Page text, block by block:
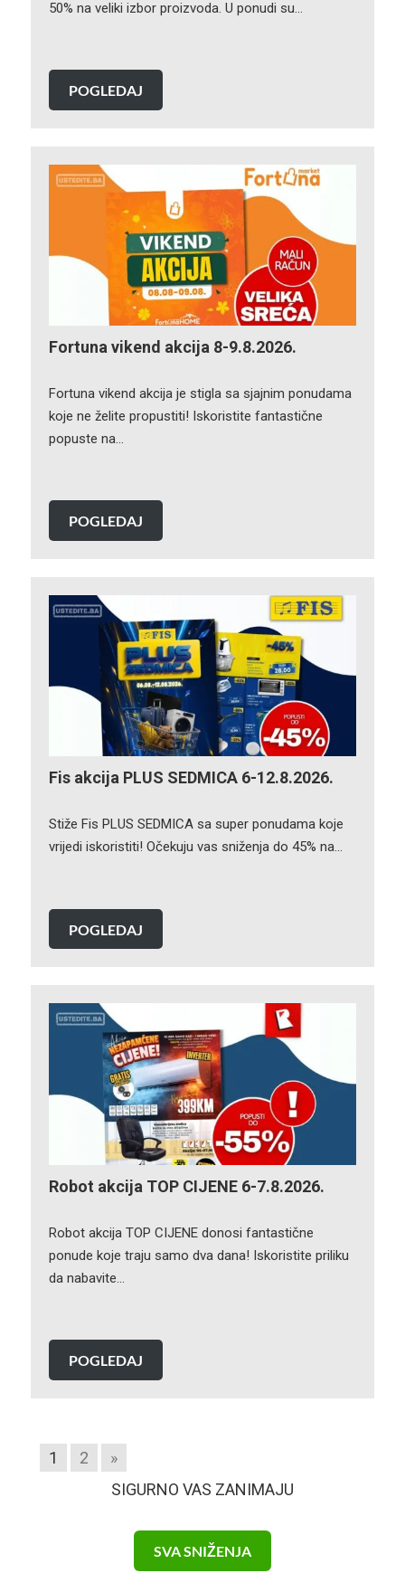
50% na veliki izbor proizvoda. U ponudi su…
POGLEDAJ
Fortuna vikend akcija 8-9.8.2026.
Fortuna vikend akcija je stigla sa sjajnim ponudama
koje ne želite propustiti! Iskoristite fantastične
popuste na…
POGLEDAJ
Fis akcija PLUS SEDMICA 6-12.8.2026.
Stiže Fis PLUS SEDMICA sa super ponudama koje
vrijedi iskoristiti! Očekuju vas sniženja do 45% na…
POGLEDAJ
Robot akcija TOP CIJENE 6-7.8.2026.
Robot akcija TOP CIJENE donosi fantastične
ponude koje traju samo dva dana! Iskoristite priliku
da nabavite…
POGLEDAJ
1 2
»
SIGURNO VAS ZANIMAJU
SVA SNIŽENJA